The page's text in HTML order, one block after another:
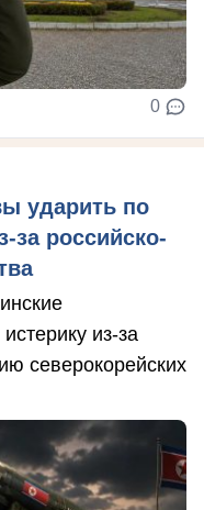
0
ударить по
за российско-
из-за
северокорейских